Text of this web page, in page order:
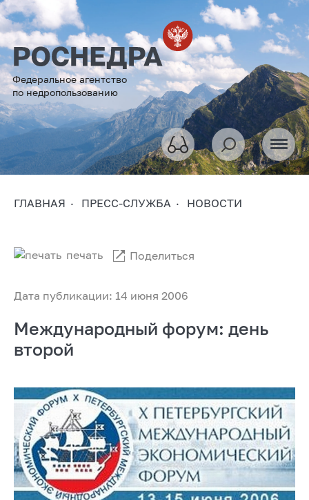
Федеральное агентство
по недропользованию
ГЛАВНАЯ ПРЕСС-СЛУЖБА НОВОСТИ
Дата публикации: 14 июня 2006
печать Поделиться
Международный форум: день
второй